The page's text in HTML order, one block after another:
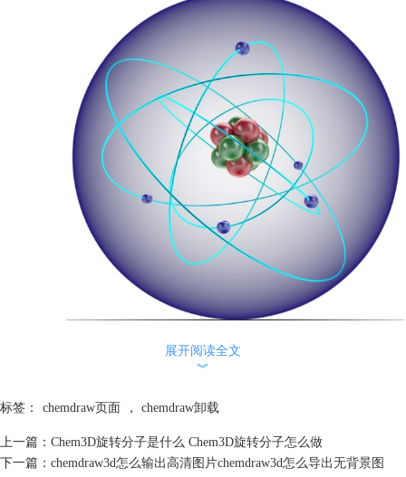
功能按钮，精确地输入坐标数值来调整原子的位置。
的一端拖动到另一端即可增加一个键，单击可以改变不饱和键的排列，不
饱和键的排列方法主要有三种：向外、向内以及居中。
展开阅读全文
︾
标签： chemdraw页面 ， chemdraw卸载
上一篇： Chem3D旋转分子是什么 Chem3D旋转分子怎么做
下一篇： chemdraw3d怎么输出高清图片chemdraw3d怎么导出无背景图